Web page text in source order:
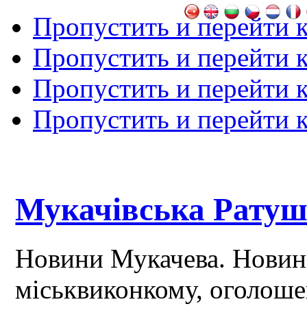
Пропустить и перейти
Пропустить и перейти
Пропустить и перейти
Пропустить и перейти
Мукачівська
Новини Мукачева.
міськвиконкому,